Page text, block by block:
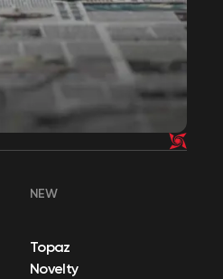
NEW
Topaz
Novelty